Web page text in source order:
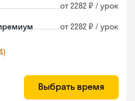
от 2282 ₽ / урок
от 2282 ₽ / урок
Выбрать время